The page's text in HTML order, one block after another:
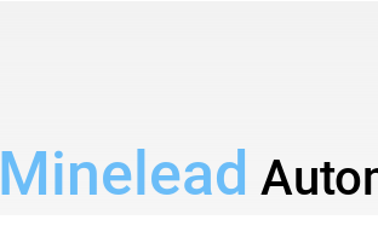
Minelead